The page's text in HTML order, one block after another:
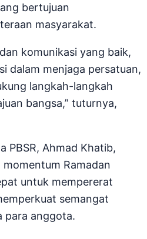
bertujuan
masyarakat.
komunikasi yang baik,
dalam menjaga persatuan,
langkah-langkah
bangsa,” tuturnya,
PBSR, Ahmad Khatib,
Ramadan
untuk mempererat
semangat
para anggota.